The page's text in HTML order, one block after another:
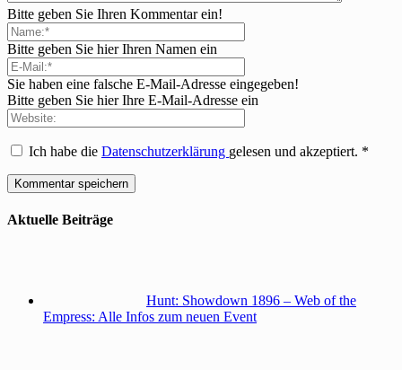
Bitte geben Sie Ihren Kommentar ein!
Bitte geben Sie hier Ihren Namen ein
Sie haben eine falsche E-Mail-Adresse eingegeben!
Bitte geben Sie hier Ihre E-Mail-Adresse ein
Ich habe die Datenschutzerklärung gelesen und akzeptiert. *
Aktuelle Beiträge
Hunt: Showdown 1896 – Web of the
Empress: Alle Infos zum neuen Event